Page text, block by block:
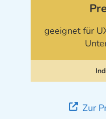
geeignet für
Zur